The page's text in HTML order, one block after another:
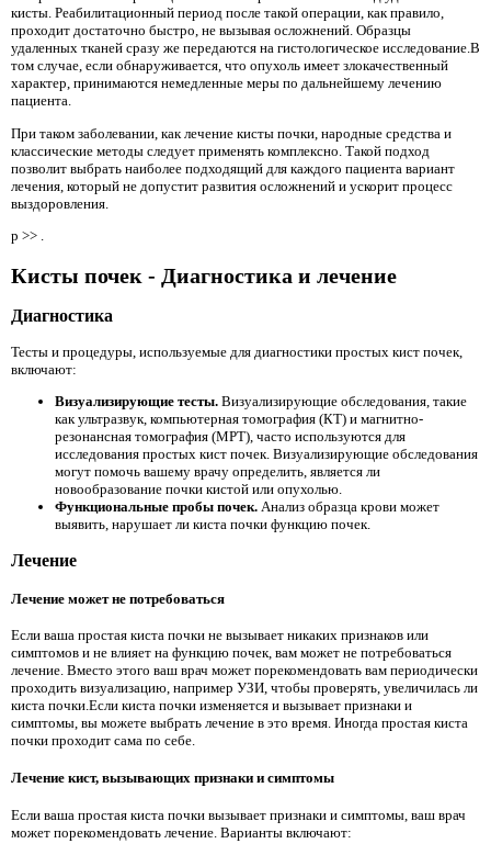
кисты. Реабилитационный период после такой операции, как правило,
проходит достаточно быстро, не вызывая осложнений. Образцы
удаленных тканей сразу же передаются на гистологическое исследование.В
том случае, если обнаруживается, что опухоль имеет злокачественный
характер, принимаются немедленные меры по дальнейшему лечению
пациента.
При таком заболевании, как лечение кисты почки, народные средства и
классические методы следует применять комплексно. Такой подход
позволит выбрать наиболее подходящий для каждого пациента вариант
лечения, который не допустит развития осложнений и ускорит процесс
выздоровления.
p >> .
Кисты почек - Диагностика и лечение
Диагностика
Тесты и процедуры, используемые для диагностики простых кист почек,
включают:
Визуализирующие тесты. Визуализирующие обследования, такие
как ультразвук, компьютерная томография (КТ) и магнитно-
резонансная томография (МРТ), часто используются для
исследования простых кист почек. Визуализирующие обследования
могут помочь вашему врачу определить, является ли
новообразование почки кистой или опухолью.
Функциональные пробы почек. Анализ образца крови может
выявить, нарушает ли киста почки функцию почек.
Лечение
Лечение может не потребоваться
Если ваша простая киста почки не вызывает никаких признаков или
симптомов и не влияет на функцию почек, вам может не потребоваться
лечение. Вместо этого ваш врач может порекомендовать вам периодически
проходить визуализацию, например УЗИ, чтобы проверять, увеличилась ли
киста почки.Если киста почки изменяется и вызывает признаки и
симптомы, вы можете выбрать лечение в это время. Иногда простая киста
почки проходит сама по себе.
Лечение кист, вызывающих признаки и симптомы
Если ваша простая киста почки вызывает признаки и симптомы, ваш врач
может порекомендовать лечение. Варианты включают: